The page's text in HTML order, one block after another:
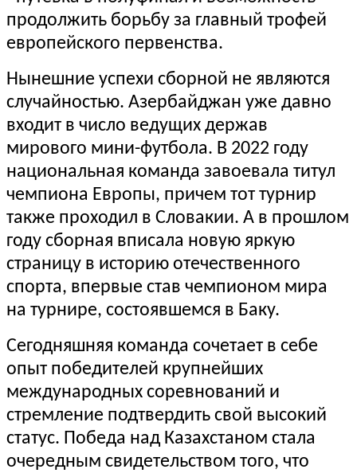
продолжить борьбу за главный трофей
европейского первенства.
Нынешние успехи сборной не являются
случайностью. Азербайджан уже давно
входит в число ведущих держав
мирового мини-футбола. В 2022 году
национальная команда завоевала титул
чемпиона Европы, причем тот турнир
также проходил в Словакии. А в прошлом
году сборная вписала новую яркую
страницу в историю отечественного
спорта, впервые став чемпионом мира
на турнире, состоявшемся в Баку.
Сегодняшняя команда сочетает в себе
опыт победителей крупнейших
международных соревнований и
стремление подтвердить свой высокий
статус. Победа над Казахстаном стала
очередным свидетельством того, что